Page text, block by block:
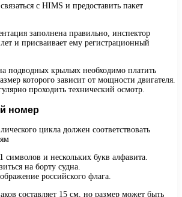
с HIMS и предоставить пакет
заполнена правильно, инспектор
и присваивает ему регистрационный
подводных крыльях необходимо платить
которого зависит от мощности двигателя.
проходить технический осмотр.
номер
цикла должен соответствовать
символов и нескольких букв алфавита.
на борту судна.
российского флага.
составляет 15 см, но размер может быть